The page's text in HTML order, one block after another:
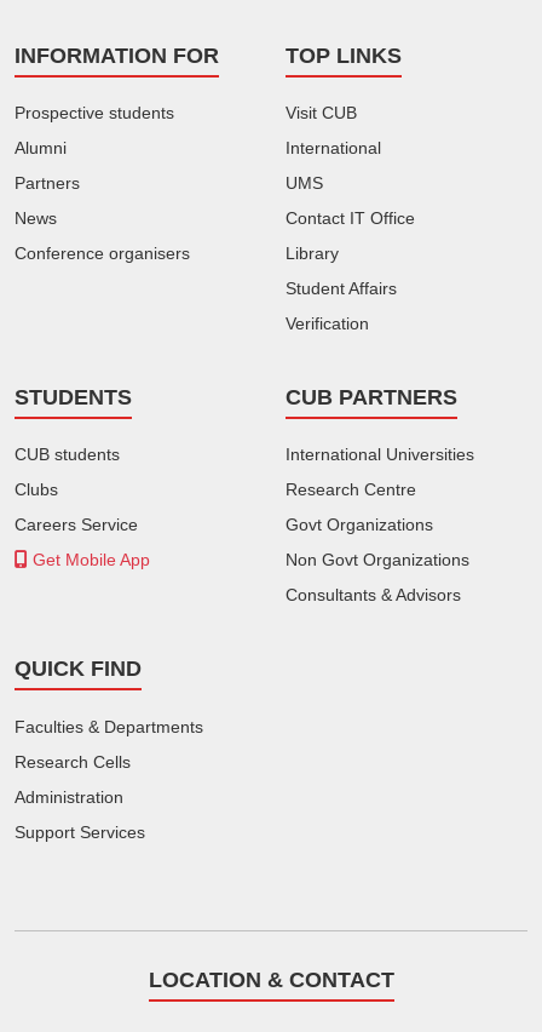
INFORMATION FOR
Prospective students
Alumni
Partners
News
Conference organisers
TOP LINKS
Visit CUB
International
UMS
Contact IT Office
Library
Student Affairs
Verification
STUDENTS
CUB students
Clubs
Careers Service
Get Mobile App
CUB PARTNERS
International Universities
Research Centre
Govt Organizations
Non Govt Organizations
Consultants & Advisors
QUICK FIND
Faculties & Departments
Research Cells
Administration
Support Services
LOCATION & CONTACT